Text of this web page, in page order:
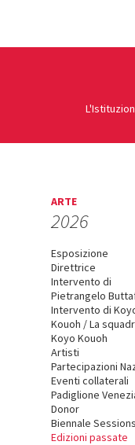
ARTE
2026
Esposizione
Direttrice
Intervento di
Pietrangelo
Intervento di
Kouoh / La
Koyo Kouoh
Artisti
Partecipazioni
Eventi collaterali
Padiglione
Donor
Biennale Sessions
Edizioni passate